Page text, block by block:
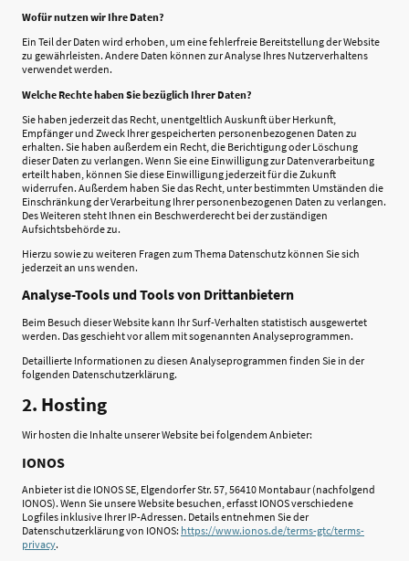
Wofür nutzen wir Ihre Daten?
Ein Teil der Daten wird erhoben, um eine fehlerfreie Bereitstellung der Website
zu gewährleisten. Andere Daten können zur Analyse Ihres Nutzerverhaltens
verwendet werden.
Welche Rechte haben Sie bezüglich Ihrer Daten?
Sie haben jederzeit das Recht, unentgeltlich Auskunft über Herkunft,
Empfänger und Zweck Ihrer gespeicherten personenbezogenen Daten zu
erhalten. Sie haben außerdem ein Recht, die Berichtigung oder Löschung
dieser Daten zu verlangen. Wenn Sie eine Einwilligung zur Datenverarbeitung
erteilt haben, können Sie diese Einwilligung jederzeit für die Zukunft
widerrufen. Außerdem haben Sie das Recht, unter bestimmten Umständen die
Einschränkung der Verarbeitung Ihrer personenbezogenen Daten zu verlangen.
Des Weiteren steht Ihnen ein Beschwerderecht bei der zuständigen
Aufsichtsbehörde zu.
Hierzu sowie zu weiteren Fragen zum Thema Datenschutz können Sie sich
jederzeit an uns wenden.
Analyse-Tools und Tools von Drittanbietern
Beim Besuch dieser Website kann Ihr Surf-Verhalten statistisch ausgewertet
werden. Das geschieht vor allem mit sogenannten Analyseprogrammen.
Detaillierte Informationen zu diesen Analyseprogrammen finden Sie in der
folgenden Datenschutzerklärung.
2. Hosting
Wir hosten die Inhalte unserer Website bei folgendem Anbieter:
IONOS
Anbieter ist die IONOS SE, Elgendorfer Str. 57, 56410 Montabaur (nachfolgend
IONOS). Wenn Sie unsere Website besuchen, erfasst IONOS verschiedene
Logfiles inklusive Ihrer IP-Adressen. Details entnehmen Sie der
Datenschutzerklärung von IONOS: https://www.ionos.de/terms-gtc/terms-
privacy.